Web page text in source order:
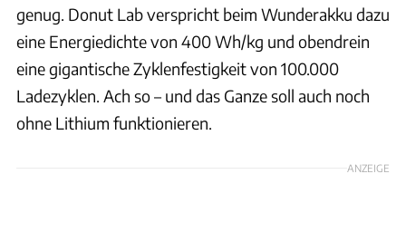
genug. Donut Lab verspricht beim Wunderakku dazu
eine Energiedichte von 400 Wh/kg und obendrein
eine gigantische Zyklenfestigkeit von 100.000
Ladezyklen. Ach so – und das Ganze soll auch noch
ohne Lithium funktionieren.
ANZEIGE